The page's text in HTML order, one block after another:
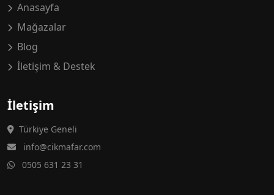
Anasayfa
Mağazalar
Blog
İletişim & Destek
İletişim
Türkiye Geneli
info@cikmafar.com
0505 631 23 31